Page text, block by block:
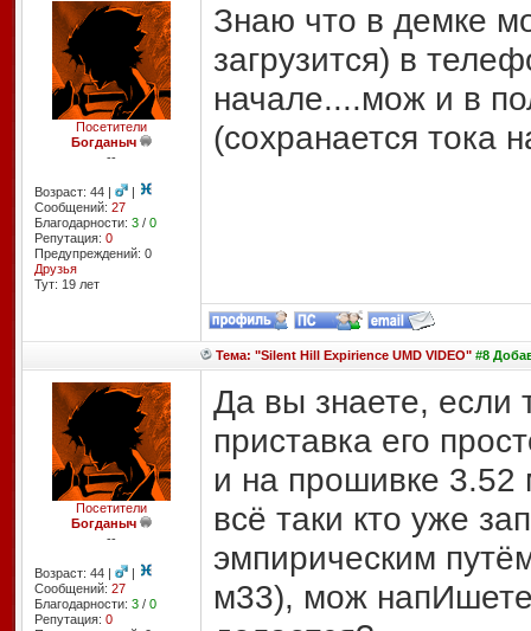
Посетители
Богданыч
--
Возраст: 44 |
|
Сообщений: 27
Благодарности: 3/ 0
Репутация: 0
Предупреждений: 0
Друзья
Тут: 19 лет
Знаю что в демке
загрузится) в
начале....мож и в
(сохранается тока
Тема: "Silent Hill Expirience UMD VIDEO"#8
Посетители
Богданыч
--
Возраст: 44 |
|
Сообщений: 27
Благодарности: 3/ 0
Репутация: 0
Да вы знаете, если
приставка его
и на прошивке
всё таки кто уже
эмпирическим
м33), мож